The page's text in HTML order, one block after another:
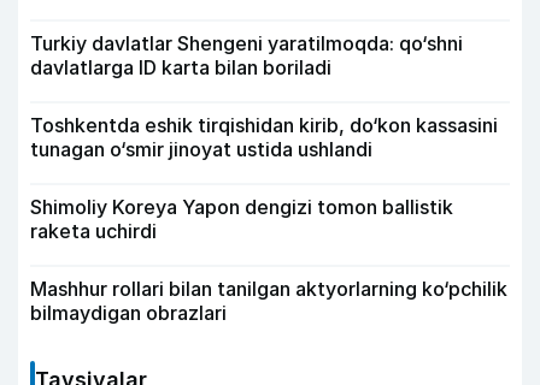
Turkiy davlatlar Shengeni yaratilmoqda: qo‘shni
davlatlarga ID karta bilan boriladi
Toshkentda eshik tirqishidan kirib, do‘kon kassasini
tunagan o‘smir jinoyat ustida ushlandi
Shimoliy Koreya Yapon dengizi tomon ballistik
raketa uchirdi
Mashhur rollari bilan tanilgan aktyorlarning ko‘pchilik
bilmaydigan obrazlari